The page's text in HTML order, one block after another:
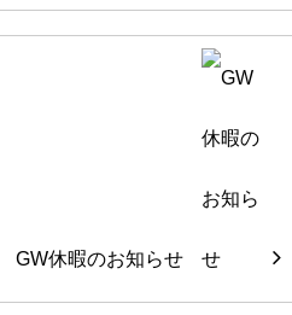
GW休暇のお知らせ